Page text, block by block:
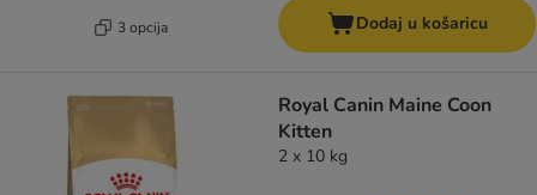
3 opcija Dodaj u košaricu
Royal Canin Maine Coon
Kitten
2 x 10 kg